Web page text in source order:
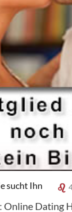
sucht Ihn
Online Dating